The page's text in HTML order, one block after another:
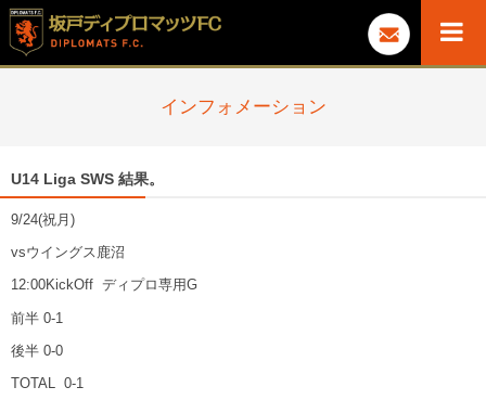
インフォメーション
U14 Liga SWS 結果。
9/24(祝月)
vsウイングス鹿沼
12:00KickOff ディプロ専用G
前半 0-1
後半 0-0
TOTAL 0-1